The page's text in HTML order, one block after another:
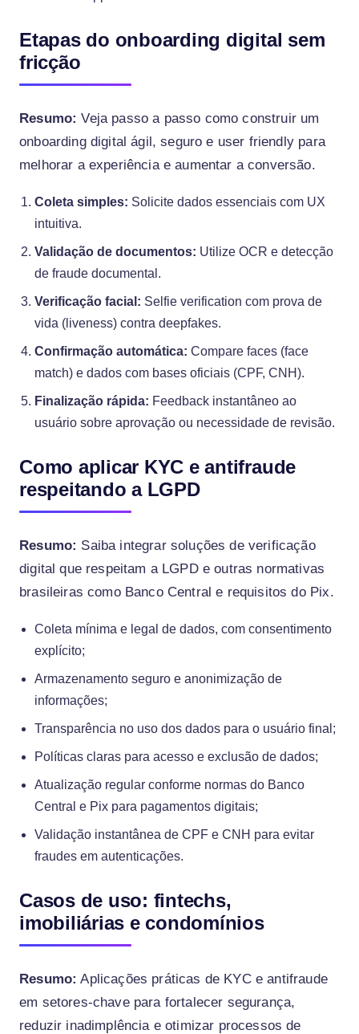
Etapas do onboarding digital sem
fricção
Resumo: Veja passo a passo como construir um
onboarding digital ágil, seguro e user friendly para
melhorar a experiência e aumentar a conversão.
Coleta simples: Solicite dados essenciais com UX
intuitiva.
Validação de documentos: Utilize OCR e detecção
de fraude documental.
Verificação facial: Selfie verification com prova de
vida (liveness) contra deepfakes.
Confirmação automática: Compare faces (face
match) e dados com bases oficiais (CPF, CNH).
Finalização rápida: Feedback instantâneo ao
usuário sobre aprovação ou necessidade de revisão.
Como aplicar KYC e antifraude
respeitando a LGPD
Resumo: Saiba integrar soluções de verificação
digital que respeitam a LGPD e outras normativas
brasileiras como Banco Central e requisitos do Pix.
Coleta mínima e legal de dados, com consentimento
explícito;
Armazenamento seguro e anonimização de
informações;
Transparência no uso dos dados para o usuário final;
Políticas claras para acesso e exclusão de dados;
Atualização regular conforme normas do Banco
Central e Pix para pagamentos digitais;
Validação instantânea de CPF e CNH para evitar
fraudes em autenticações.
Casos de uso: fintechs,
imobiliárias e condomínios
Resumo: Aplicações práticas de KYC e antifraude
em setores-chave para fortalecer segurança,
reduzir inadimplência e otimizar processos de